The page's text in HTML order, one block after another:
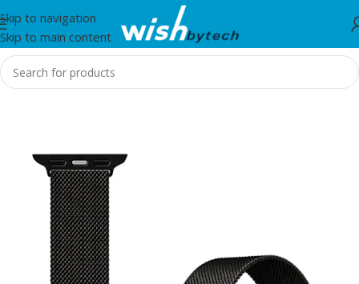
Skip to navigation
Skip to main content
Home/WiWu